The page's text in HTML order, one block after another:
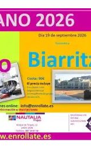
Civil activa la
en
1 del
General de
ante los
eclipse
dispositivo se